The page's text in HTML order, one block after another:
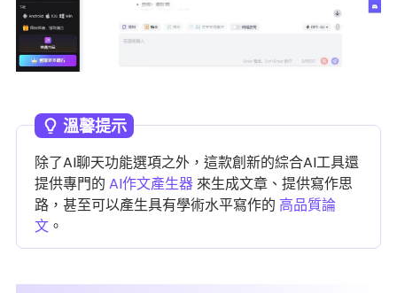
溫馨提示
除了AI聊天功能選項之外，這款創新的綜合AI工具還
提供專門的 AI作文產生器來生成文章、提供寫作思
路，甚至可以產生具有學術水平寫作的 高品質論
文 。